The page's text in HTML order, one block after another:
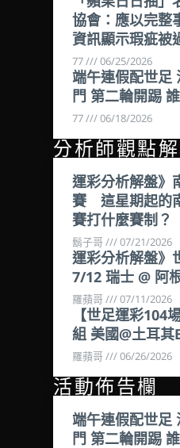
協會：應以完整
資訊顯示瑕疵被
77 06/25/2026
端午連假配世足
門 第二輪開踢
77 06/18/2026
分析師觀點
運彩分析解盤》
賽 這星期起的
賽打什麼賽制？
鬍子哥 07/21/2026
運彩分析解盤》
7/12 瑞士 @ 阿
羅蘋哥 07/11/2026
【世足運彩104
組 美國@土耳
羅蘋哥 06/26/2026
活動佈告欄
端午連假配世足
門 第二輪開踢